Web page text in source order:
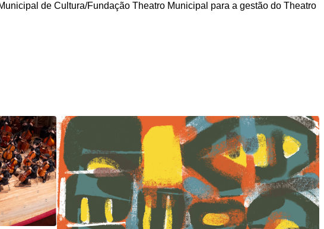
de Cultura/Fundação Theatro Municipal para a gestão do Theatro